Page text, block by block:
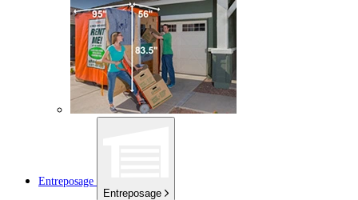
Entreposage
Entreposage